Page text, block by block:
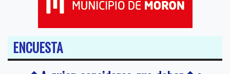
ENCUESTA